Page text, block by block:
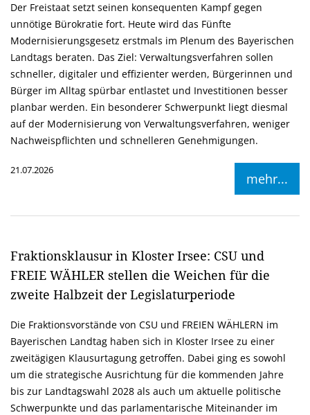
Der Freistaat setzt seinen konsequenten Kampf gegen
unnötige Bürokratie fort. Heute wird das Fünfte
Modernisierungsgesetz erstmals im Plenum des Bayerischen
Landtags beraten. Das Ziel: Verwaltungsverfahren sollen
schneller, digitaler und effizienter werden, Bürgerinnen und
Bürger im Alltag spürbar entlastet und Investitionen besser
planbar werden. Ein besonderer Schwerpunkt liegt diesmal
auf der Modernisierung von Verwaltungsverfahren, weniger
Nachweispflichten und schnelleren Genehmigungen.
21.07.2026
mehr...
Fraktionsklausur in Kloster Irsee: CSU und
FREIE WÄHLER stellen die Weichen für die
zweite Halbzeit der Legislaturperiode
Die Fraktionsvorstände von CSU und FREIEN WÄHLERN im
Bayerischen Landtag haben sich in Kloster Irsee zu einer
zweitägigen Klausurtagung getroffen. Dabei ging es sowohl
um die strategische Ausrichtung für die kommenden Jahre
bis zur Landtagswahl 2028 als auch um aktuelle politische
Schwerpunkte und das parlamentarische Miteinander im